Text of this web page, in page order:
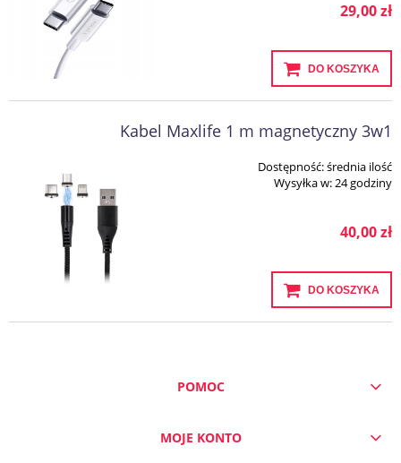
29,00 zł
DO KOSZYKA
Kabel Maxlife 1 m magnetyczny 3w1
Dostępność:średnia ilość
Wysyłka w:24 godziny
40,00 zł
DO KOSZYKA
POMOC
MOJE KONTO